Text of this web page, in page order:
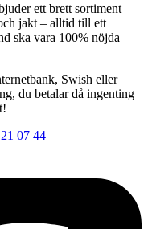
ett brett sortiment
jakt – alltid till ett
ska vara 100% nöjda
Swish eller
du betalar då ingenting
07 44